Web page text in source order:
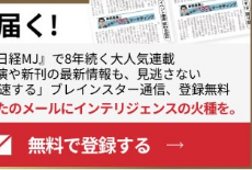
生成します。このと
を応用することが重要で